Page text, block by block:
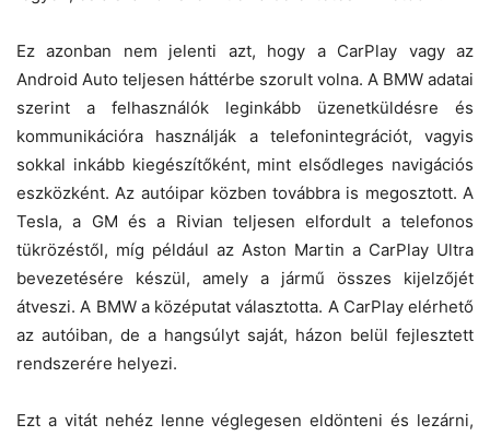
Ez azonban nem jelenti azt, hogy a CarPlay vagy az
Android Auto teljesen háttérbe szorult volna. A BMW adatai
szerint a felhasználók leginkább üzenetküldésre és
kommunikációra használják a telefonintegrációt, vagyis
sokkal inkább kiegészítőként, mint elsődleges navigációs
eszközként. Az autóipar közben továbbra is megosztott. A
Tesla, a GM és a Rivian teljesen elfordult a telefonos
tükrözéstől, míg például az Aston Martin a CarPlay Ultra
bevezetésére készül, amely a jármű összes kijelzőjét
átveszi. A BMW a középutat választotta. A CarPlay elérhető
az autóiban, de a hangsúlyt saját, házon belül fejlesztett
rendszerére helyezi.
Ezt a vitát nehéz lenne véglegesen eldönteni és lezárni,